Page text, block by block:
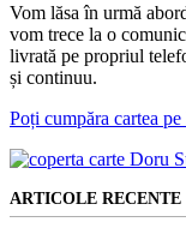
Vom lăsa în urmă
vom trece la o
livrată pe propriul
și continuu.
Poți cumpăra cartea
ARTICOLE RECENTE